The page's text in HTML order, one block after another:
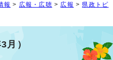
報 > 広報・広聴 > 広報 > 県政トピ
月）